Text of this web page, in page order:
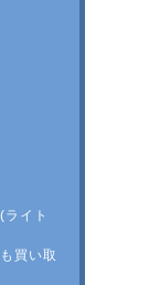
イト
買い取